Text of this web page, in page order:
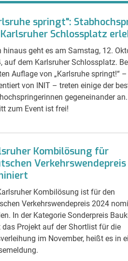
springt":
Schlossplatz
hinaus geht es am Samstag, 12.
auf dem Karlsruher Schlossplatz.
Auflage von „Karlsruhe springt!“ –
von INIT – treten einige der
gegeneinander
zum Event ist frei!
Kombilösung für
Verkehrswendepreis
Kombilösung ist für den
Verkehrswendepreis 2024
In der Kategorie Sonderpreis
das Projekt auf der Shortlist für die
im November, heißt es in